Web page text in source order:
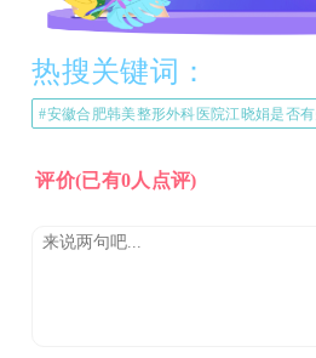
热搜关键词：
#安徽合肥韩美整形外科医院江晓娟是否
评价(已有0人点评)